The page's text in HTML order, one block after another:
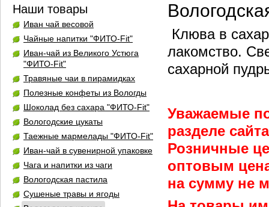
Наши товары
Иван чай весовой
Чайные напитки "ФИТО-Fit"
Иван-чай из Великого Устюга
"ФИТО-Fit"
Травяные чаи в пирамидках
Полезные конфеты из Вологды
Шоколад без сахара "ФИТО-Fit"
Вологодские цукаты
Таежные мармелады "ФИТО-Fit"
Иван-чай в сувенирной упаковке
Чага и напитки из чаги
Вологодская пастила
Сушеные травы и ягоды
Клюва в
лакомство.
сахарной
Уважаемые
разделе
Розничные
оптовым
на сумму не